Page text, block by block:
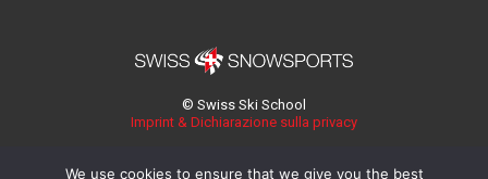
© Swiss Ski School
Imprint & Dichiarazione sulla privacy
We use cookies to ensure that we give you the best